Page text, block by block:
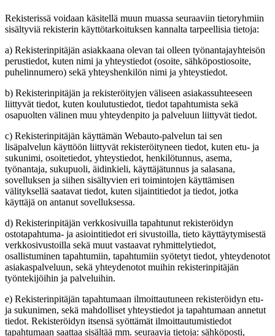
Rekisterissä voidaan käsitellä muun muassa seuraaviin tietoryhmiin
sisältyviä rekisterin käyttötarkoituksen kannalta tarpeellisia tietoja:
a) Rekisterinpitäjän asiakkaana olevan tai olleen työnantajayhteisön
perustiedot, kuten nimi ja yhteystiedot (osoite, sähköpostiosoite,
puhelinnumero) sekä yhteyshenkilön nimi ja yhteystiedot.
b) Rekisterinpitäjän ja rekisteröityjen väliseen asiakassuhteeseen
liittyvät tiedot, kuten koulutustiedot, tiedot tapahtumista sekä
osapuolten välinen muu yhteydenpito ja palveluun liittyvät tiedot.
c) Rekisterinpitäjän käyttämän Webauto-palvelun tai sen
lisäpalvelun käyttöön liittyvät rekisteröityneen tiedot, kuten etu- ja
sukunimi, osoitetiedot, yhteystiedot, henkilötunnus, asema,
työnantaja, sukupuoli, äidinkieli, käyttäjätunnus ja salasana,
sovelluksen ja siihen sisältyvien eri toimintojen käyttämisen
välityksellä saatavat tiedot, kuten sijaintitiedot ja tiedot, jotka
käyttäjä on antanut sovelluksessa.
d) Rekisterinpitäjän verkkosivuilla tapahtunut rekisteröidyn
ostotapahtuma- ja asiointitiedot eri sivustoilla, tieto käyttäytymisestä
verkkosivustoilla sekä muut vastaavat ryhmittelytiedot,
osallistuminen tapahtumiin, tapahtumiin syötetyt tiedot, yhteydenotot
asiakaspalveluun, sekä yhteydenotot muihin rekisterinpitäjän
työntekijöihin ja palveluihin.
e) Rekisterinpitäjän tapahtumaan ilmoittautuneen rekisteröidyn etu-
ja sukunimen, sekä mahdolliset yhteystiedot ja tapahtumaan annetut
tiedot. Rekisteröidyn itsensä syöttämät ilmoittautumistiedot
tapahtumaan saattaa sisältää mm. seuraavia tietoja: sähköposti,